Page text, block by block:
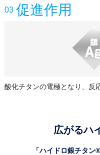
03 促進作用
酸化チタンの電極となり、反
広がるハ
「ハイドロ銀チタン